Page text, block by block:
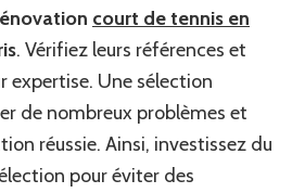
court de tennis en
. Vérifiez leurs références et
expertise. Une sélection
de nombreux problèmes et
réussie. Ainsi, investissez du
pour éviter des